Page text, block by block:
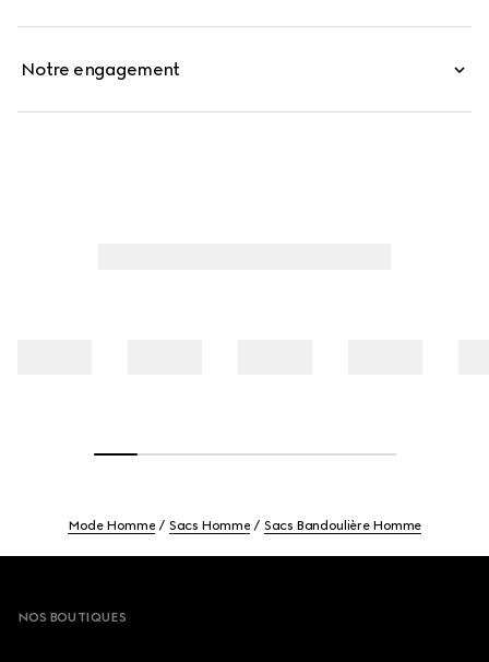
Notre engagement
Mode Homme Sacs Homme Sacs Bandoulière Homme
NOS BOUTIQUES